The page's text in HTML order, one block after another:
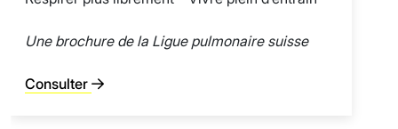
Une brochure de la Ligue pulmonaire suisse
Consulter